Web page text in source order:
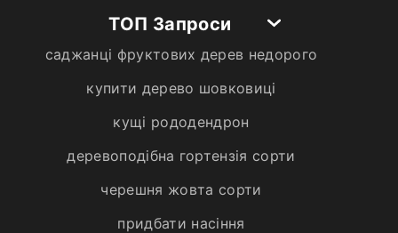
ТОП Запроси
саджанці фруктових дерев недорого
купити дерево шовковиці
кущі рододендрон
деревоподібна гортензія сорти
черешня жовта сорти
придбати насіння